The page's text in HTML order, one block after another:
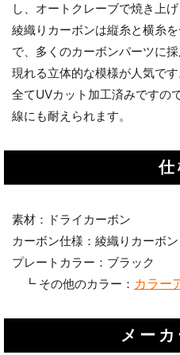
し、オートクレーブで焼き上げ
綾織りカーボンは縦糸と横糸
で、多くのカーボンパーツに
現れる立体的な模様が人気です
全てUVカット加工済みですの
線にも耐えられます。
仕
素材：ドライカーボン
カーボン仕様：綾織りカーボン
プレートカラー：ブラック
┗ その他のカラー： カラー
メー